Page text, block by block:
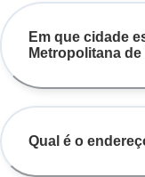
Em que cidade
Metropolitana de
Qual é o